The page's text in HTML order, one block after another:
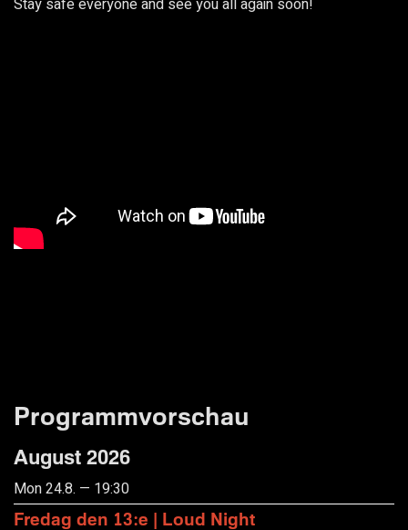
Stay safe everyone and see you all again soon!
Programmvorschau
August 2026
Mon 24.8. — 19:30
Fredag den 13:e | Loud Night